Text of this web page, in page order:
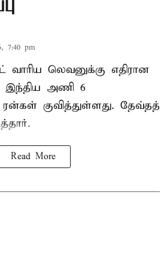
7:40 pm
வாரிய லெவனுக்கு எதிரான
இந்திய அணி 6
ரன்கள் குவித்துள்ளது. தேவ்தத்
Read More